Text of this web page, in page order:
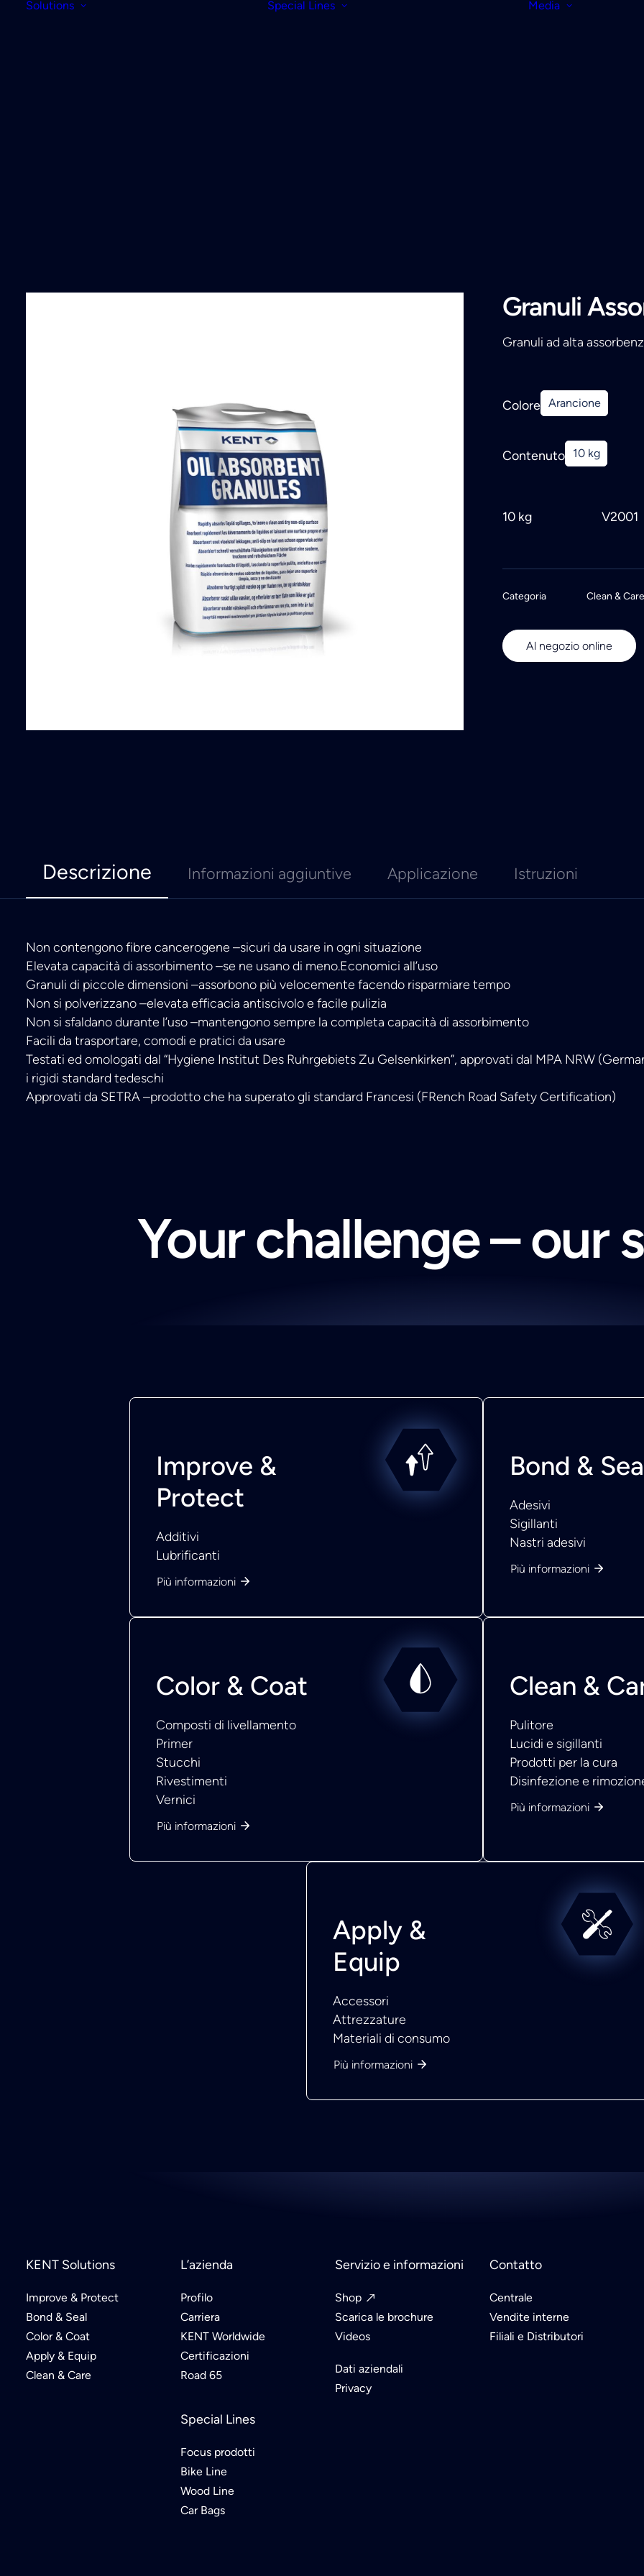
Solutions Special Lines Media
Granuli
Granuli ad alta
Colore Arancione
Contenuto 10 kg
10 kg V2001
Categoria Clean & Care
Al negozio online
Descrizione Informazioni aggiuntive Applicazione Istruzioni
Non contengono fibre cancerogene –sicuri da usare in ogni situazione
Elevata capacità di assorbimento –se ne usano di meno.Economici all’uso
Granuli di piccole dimensioni –assorbono più velocemente facendo risparmiare tempo
Non si polverizzano –elevata efficacia antiscivolo e facile pulizia
Non si sfaldano durante l’uso –mantengono sempre la completa capacità di assorbimento
Facili da trasportare, comodi e pratici da usare
Testati ed omologati dal “Hygiene Institut Des Ruhrgebiets Zu Gelsenkirken”, approvati dal MPA NRW
i rigidi standard tedeschi
Approvati da SETRA –prodotto che ha superato gli standard Francesi (FRench Road Safety Certification)
Your challenge – our
Improve &
Protect
Additivi
Lubrificanti
Più informazioni
Bond &
Adesivi
Sigillanti
Nastri adesivi
Più informazioni
Color & Coat
Composti di livellamento
Primer
Stucchi
Rivestimenti
Vernici
Più informazioni
Clean &
Pulitore
Lucidi e sigillanti
Prodotti per la cura
Disinfezione e
Più informazioni
Apply &
Equip
Accessori
Attrezzature
Materiali di consumo
Più informazioni
KENT Solutions
Improve & Protect
Bond & Seal
Color & Coat
Apply & Equip
Clean & Care
L’azienda
Profilo
Carriera
KENT Worldwide
Certificazioni
Road 65
Special Lines
Focus prodotti
Bike Line
Wood Line
Car Bags
Servizio e informazioni
Shop
Scarica le brochure
Videos
Dati aziendali
Privacy
Contatto
Centrale
Vendite interne
Filiali e Distributori